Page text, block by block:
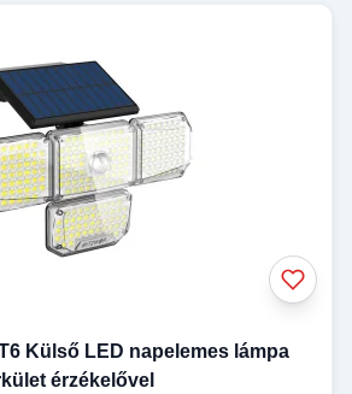
Külső LED napelemes lámpa
érzékelővel